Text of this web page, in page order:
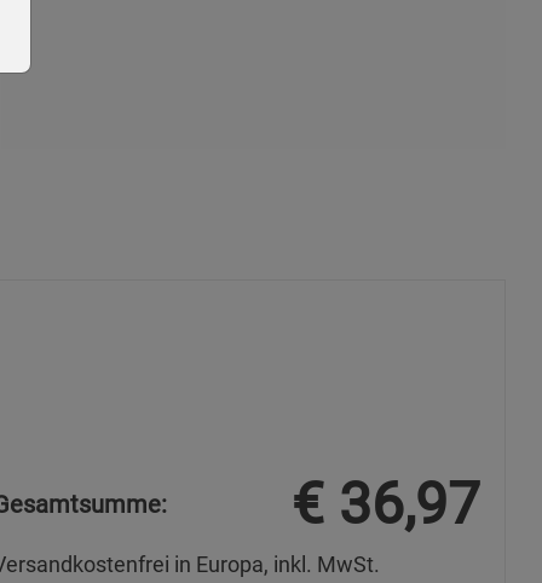
€ 36,97
in Europa, inkl. MwSt.